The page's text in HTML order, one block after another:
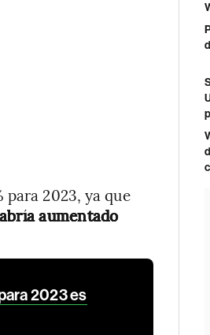
para 2023, ya que
aumentado
2023 es